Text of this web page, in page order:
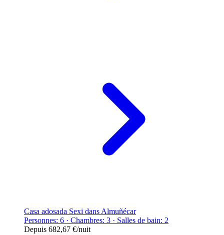
Casa adosada Sexi dans Almuñécar
Personnes: 6 · Chambres: 3 · Salles de bain: 2
Depuis 682,67 €/nuit